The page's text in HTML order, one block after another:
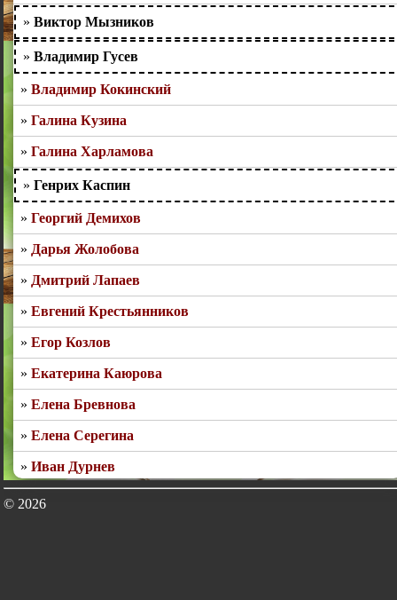
Виктор Мызников
Владимир Гусев
Владимир Кокинский
Галина Кузина
Галина Харламова
Генрих Каспин
Георгий Демихов
Дарья Жолобова
Дмитрий Лапаев
Евгений Крестьянников
Егор Козлов
Екатерина Каюрова
Елена Бревнова
Елена Серегина
Иван Дурнев
Игорь Крюков
© 2026